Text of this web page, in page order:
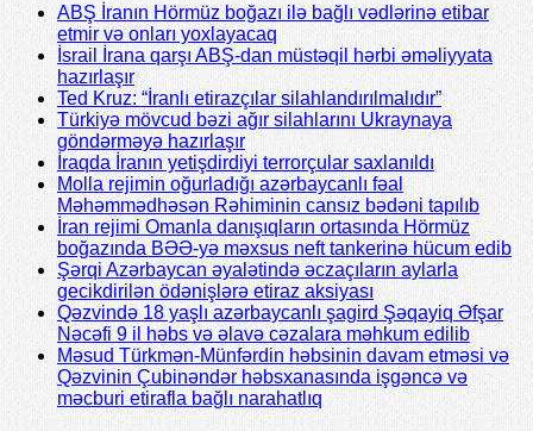
ABŞ İranın Hörmüz boğazı ilə bağlı vədlərinə etibar
etmir və onları yoxlayacaq
İsrail İrana qarşı ABŞ-dan müstəqil hərbi əməliyyata
hazırlaşır
Ted Kruz: “İranlı etirazçılar silahlandırılmalıdır”
Türkiyə mövcud bəzi ağır silahlarını Ukraynaya
göndərməyə hazırlaşır
İraqda İranın yetişdirdiyi terrorçular saxlanıldı
Molla rejimin oğurladığı azərbaycanlı fəal
Məhəmmədhəsən Rəhiminin cansız bədəni tapılıb
İran rejimi Omanla danışıqların ortasında Hörmüz
boğazında BƏƏ-yə məxsus neft tankerinə hücum edib
Şərqi Azərbaycan əyalətində əczaçıların aylarla
gecikdirilən ödənişlərə etiraz aksiyası
Qəzvində 18 yaşlı azərbaycanlı şagird Şəqayiq Əfşar
Nəcəfi 9 il həbs və əlavə cəzalara məhkum edilib
Məsud Türkmən-Münfərdin həbsinin davam etməsi və
Qəzvinin Çubinəndər həbsxanasında işgəncə və
məcburi etirafla bağlı narahatlıq